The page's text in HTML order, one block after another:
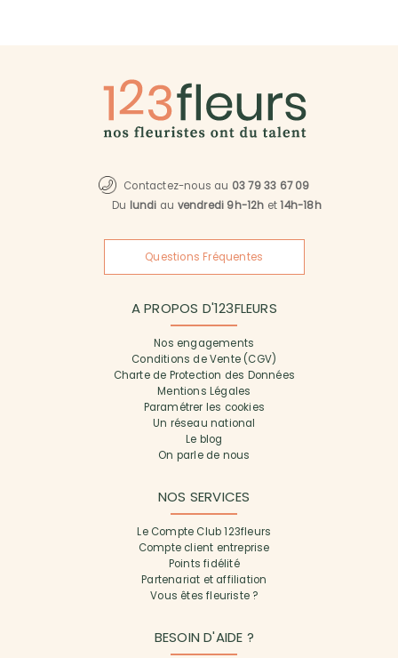
Contactez-nous au 03 79 33 67 09
Du lundi au vendredi 9h-12h et14h-18h
Questions Fréquentes
A PROPOS D'123FLEURS
Nos engagements
Conditions de Vente (CGV)
Charte de Protection des Données
Mentions Légales
Paramétrer les cookies
Un réseau national
Le blog
On parle de nous
NOS SERVICES
Le Compte Club 123fleurs
Compte client entreprise
Points fidélité
Partenariat et affiliation
Vous êtes fleuriste ?
BESOIN D'AIDE ?